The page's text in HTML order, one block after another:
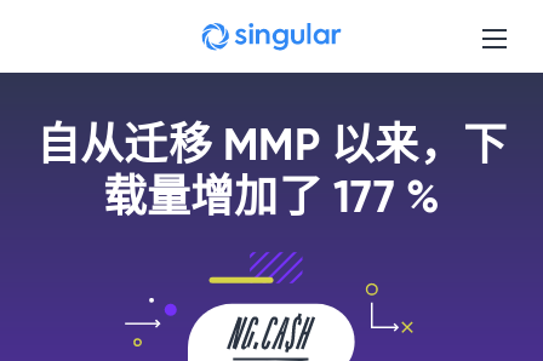
Skip to main content
自从迁移 MMP 以来，下
载量增加了 177 %